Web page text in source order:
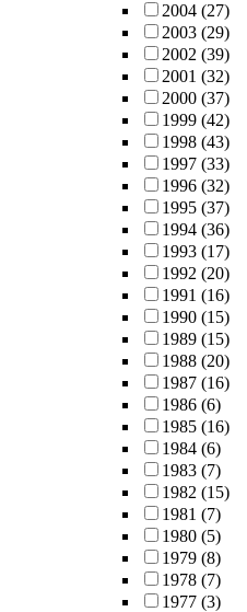
2004 (27)
2003 (29)
2002 (39)
2001 (32)
2000 (37)
1999 (42)
1998 (43)
1997 (33)
1996 (32)
1995 (37)
1994 (36)
1993 (17)
1992 (20)
1991 (16)
1990 (15)
1989 (15)
1988 (20)
1987 (16)
1986 (6)
1985 (16)
1984 (6)
1983 (7)
1982 (15)
1981 (7)
1980 (5)
1979 (8)
1978 (7)
1977 (3)